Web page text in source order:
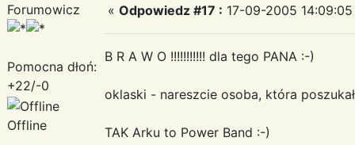
Forumowicz
Pomocna dłoń:
+22/-0
Offline
« Odpowiedz #17 : 17-09-2005
B R A W O !!!!!!!!!!! dla tego PANA :-)
oklaski - nareszcie osoba, która
TAK Arku to Power Band :-)